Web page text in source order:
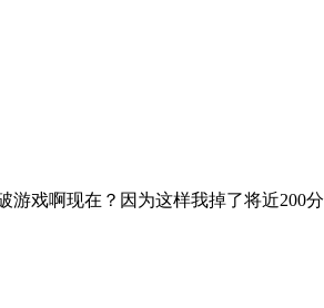
游戏啊现在？因为这样我掉了将近200分